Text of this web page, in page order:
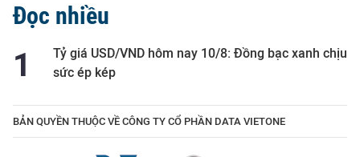
Đọc nhiều
Tỷ giá USD/VND hôm nay 10/8: Đồng bạc xanh chịu
sức ép kép
BẢN QUYỀN THUỘC VỀ CÔNG TY CỔ PHẦN DATA VIETONE